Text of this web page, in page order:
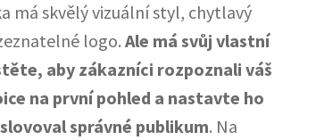
má skvělý vizuální styl, chytlavý
logo. Ale má svůj vlastní
aby zákazníci rozpoznali váš
na první pohled a nastavte ho
správné publikum. Na